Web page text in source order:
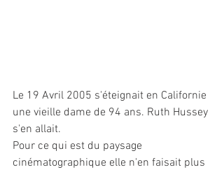
Le 19 Avril 2005 s'éteignait en Californie
une vieille dame de 94 ans. Ruth Hussey
s'en allait.
Pour ce qui est du paysage
cinématographique elle n'en faisait plus